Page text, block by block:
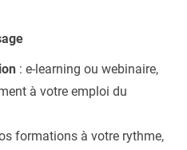
: e-learning ou webinaire,
à votre emploi du
formations à votre rythme,